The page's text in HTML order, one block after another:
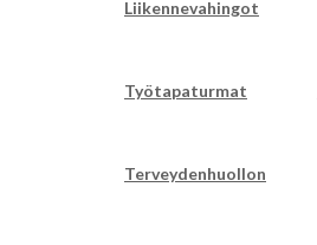
Liikennevahingot
Työtapaturmat
Terveydenhuollon